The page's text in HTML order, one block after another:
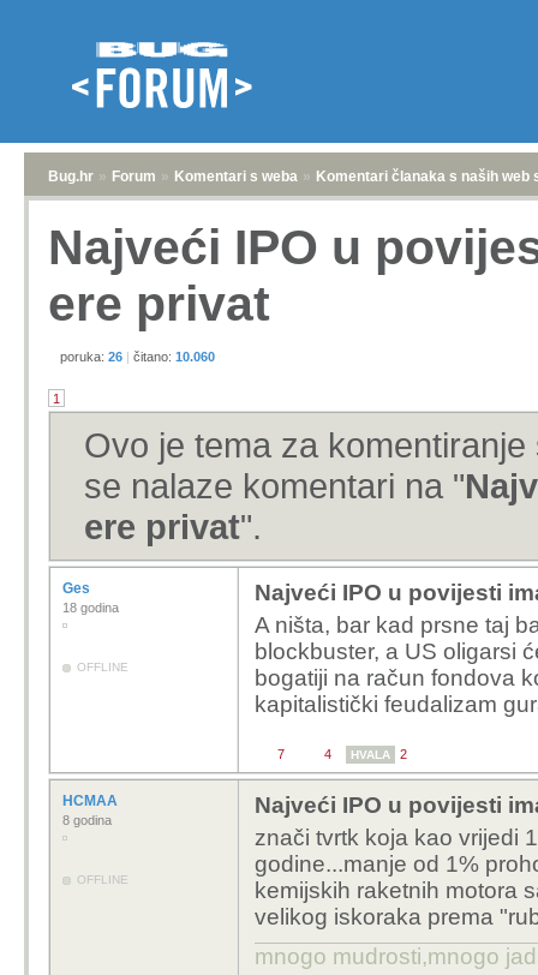
Bug.hr » Forum » Komentari s weba » Komentari članaka s naših web
Najveći IPO u
ere privat
poruka: 26 | čitano: 10.060
1
Ovo je tema za
se nalaze komentari na "
ere privat".
Ges
18 godina
OFFLINE
Najveći IPO u povijesti
A ništa, bar kad prsne taj
blockbuster, a US oligarsi
bogatiji na račun fondova
kapitalistički feudalizam
7 4 HVALA 2
HCMAA
8 godina
OFFLINE
Najveći IPO u povijesti
znači tvrtk koja kao vrijedi
godine...manje od 1%
kemijskih raketnih motora
velikog iskoraka prema
mnogo mudrosti,mnogo